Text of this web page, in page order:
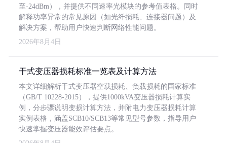
至-24dBm），并提供不同速率光模块的参考值表格。同时
解释功率异常的常见原因（如光纤损耗、连接器问题）及
解决方案，帮助用户快速判断网络性能问题。
2026年8月4日
干式变压器损耗标准一览表及计算方法
本文详细解析干式变压器空载损耗、负载损耗的国家标准
（GB/T 10228-2015），提供1000kVA变压器损耗计算实
例，分步骤说明变损计算方法，并附电力变压器损耗计算
实例表格，涵盖SCB10/SCB13等常见型号参数，指导用户
快速掌握变压器能效评估要点。